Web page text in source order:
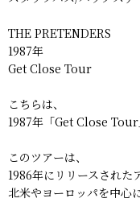
THE PRETENDERS
1987年
Get Close Tour
こちらは、
1987年「Get Close Tour
このツアーは、
1986年にリリースされた
北米やヨーロッパを中心